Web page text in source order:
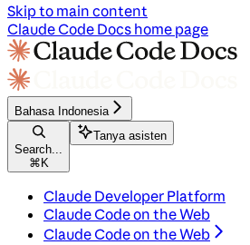
Skip to main content
Claude Code Docs home page
Bahasa Indonesia
Search...
⌘ K
Tanya asisten
Claude Developer Platform
Claude Code on the Web
Claude Code on the Web